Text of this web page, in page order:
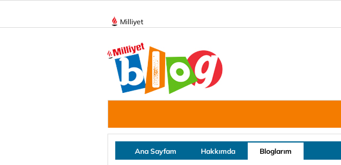
Milliyet
Ana Sayfam Hakkımda Bloglarım